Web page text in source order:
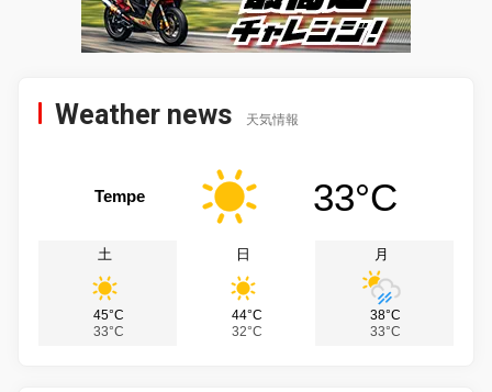
Weather news 天気情報
Tempe 33°C
土
45°C
33°C
日
44°C
32°C
月
38°C
33°C